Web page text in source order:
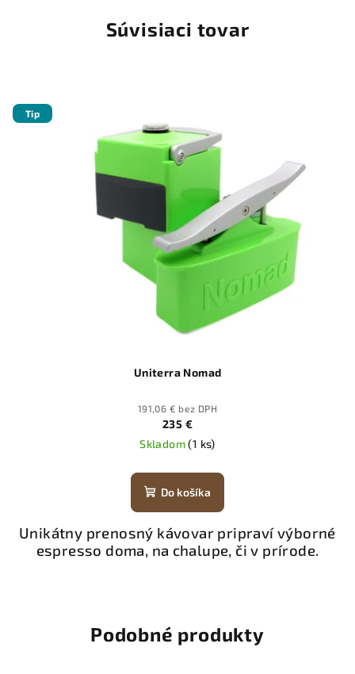
Súvisiaci tovar
Tip
Uniterra Nomad
191,06 € bez DPH
235 €
Skladom(1 ks)
Do košíka
Unikátny prenosný kávovar pripraví výborné
espresso doma, na chalupe, či v prírode.
Podobné produkty